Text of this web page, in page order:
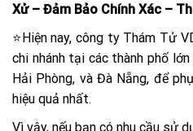
Xử – Đảm Bảo Chính Xác –
⭐Hiện nay, công ty Thám Tử
chi nhánh tại các thành phố
Hải Phòng, và Đà Nẵng, để
hiệu quả nhất.
Vì vậy, nếu bạn có nhu cầu sử